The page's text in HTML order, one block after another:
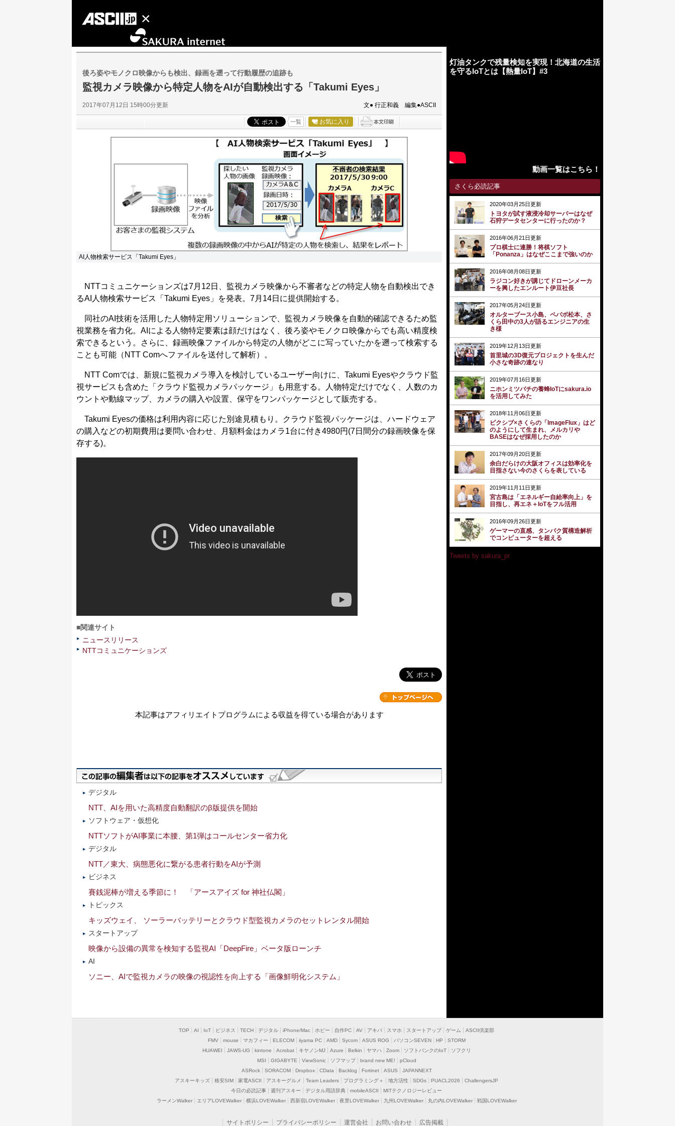
後ろ姿やモノクロ映像からも検出、録画を遡って行動履歴の追跡も
監視カメラ映像から特定人物をAIが自動検出する「Takumi Eyes」
2017年07月12日 15時00分更新 文● 行正和義 編集●ASCII
一覧 お気に入り
AI人物検索サービス「Takumi Eyes」
NTTコミュニケーションズは7月12日、監視カメラ映像から不審者などの特定人物を自動検出でき
るAI人物検索サービス「Takumi Eyes」を発表。7月14日に提供開始する。
同社のAI技術を活用した人物特定用ソリューションで、監視カメラ映像を自動的確認できるため監
視業務を省力化。AIによる人物特定要素は顔だけはなく、後ろ姿やモノクロ映像からでも高い精度検
索できるという。さらに、録画映像ファイルから特定の人物がどこに写っていたかを遡って検索する
ことも可能（NTT Comへファイルを送付して解析）。
NTT Comでは、新規に監視カメラ導入を検討しているユーザー向けに、Takumi Eyesやクラウド監
視サービスも含めた「クラウド監視カメラパッケージ」も用意する。人物特定だけでなく、人数のカ
ウントや動線マップ、カメラの購入や設置、保守をワンパッケージとして販売する。
Takumi Eyesの価格は利用内容に応じた別途見積もり。クラウド監視パッケージは、ハードウェア
の購入などの初期費用は要問い合わせ、月額料金はカメラ1台に付き4980円(7日間分の録画映像を保
存する)。
■関連サイト
ニュースリリース
NTTコミュニケーションズ
本記事はアフィリエイトプログラムによる収益を得ている場合があります
デジタル
NTT、AIを用いた高精度自動翻訳のβ版提供を開始
ソフトウェア・仮想化
NTTソフトがAI事業に本腰、第1弾はコールセンター省力化
デジタル
NTT／東大、病態悪化に繋がる患者行動をAIが予測
ビジネス
賽銭泥棒が増える季節に！ 「アースアイズ for 神社仏閣」
トピックス
キッズウェイ、 ソーラーバッテリーとクラウド型監視カメラのセットレンタル開始
スタートアップ
映像から設備の異常を検知する監視AI「DeepFire」ベータ版ローンチ
AI
ソニー、AIで監視カメラの映像の視認性を向上する「画像鮮明化システム」
灯油タンクで残量検知を実現！北海道の生活
を守るIoTとは【熱量IoT】#3
動画一覧はこちら！
さくら必読記事
2020年03月25日更新
トヨタが試す液浸冷却サーバーはなぜ
石狩データセンターに行ったのか？
2016年06月21日更新
プロ棋士に連勝！将棋ソフト
「Ponanza」はなぜここまで強いのか
2016年08月08日更新
ラジコン好きが講じてドローンメーカ
ーを興したエンルート伊豆社長
2017年05月24日更新
オルターブース小島、ペパボ松本、さ
くら田中の3人が語るエンジニアの生
き様
2019年12月13日更新
首里城の3D復元プロジェクトを生んだ
小さな奇跡の連なり
2019年07月16日更新
ニホンミツバチの養蜂IoTにsakura.io
を活用してみた
2018年11月06日更新
ピクシブ×さくらの「ImageFlux」はど
のようにして生まれ、メルカリや
BASEはなぜ採用したのか
2017年09月20日更新
余白だらけの大阪オフィスは効率化を
目指さない今のさくらを表している
2019年11月11日更新
宮古島は「エネルギー自給率向上」を
目指し、再エネ＋IoTをフル活用
2016年09月26日更新
ゲーマーの直感、タンパク質構造解析
でコンピューターを超える
Tweets by sakura_pr
TOP AI IoT ビジネス TECH デジタル iPhone/Mac ホビー 自作PC AV アキバ スマホ スタートアップ ゲーム
ASCII倶楽部
FMV
mouse マカフィー ELECOM iiyama PC AMD Sycom ASUS ROG パソコンSEVEN HP
STORM
HUAWEI
JAWS-UG kintone Acrobat キヤノンMJ Azure Belkin ヤマハ Zoom ソフトバンクのIoT
ソフクリ
MSI
GIGABYTE ViewSonic ソフマップ brand new ME!
pCloud
ASRock
SORACOM Dropbox CData Backlog Fortinet ASUS
JAPANNEXT
アスキーキッズ
格安SIM 家電ASCII アスキーグルメ Team Leaders プログラミング＋ 地方活性 SDGs PUACL2026
ChallengersJP
今日の必読記事
週刊アスキー デジタル用語辞典 mobileASCII
MITテクノロジーレビュー
ラーメンWalker
エリアLOVEWalker 横浜LOVEWalker 西新宿LOVEWalker 夜景LOVEWalker 九州LOVEWalker 丸の内LOVEWalker 戦国LOVEWalker
サイトポリシー プライバシーポリシー 運営会社 お問い合わせ 広告掲載